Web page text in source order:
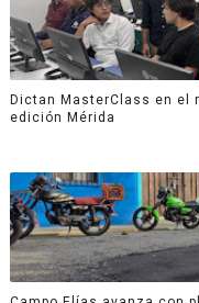
Dictan MasterClass en el
edición Mérida